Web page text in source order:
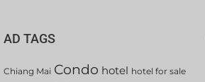
AD TAGS
Chiang Mai Condo hotel hotel for sale